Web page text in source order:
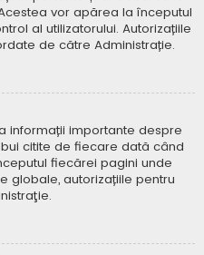
vor apărea la începutul
al utilizatorului. Autorizațiile
de către Administrație.
informații importante despre
citite de fiecare dată când
fiecărei pagini unde
globale, autorizațiile pentru